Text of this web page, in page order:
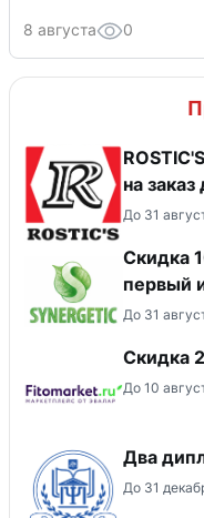
8 августа 0
на
До 31
Скидка
первый
До 31
Скидка
До 10
Два
До 31